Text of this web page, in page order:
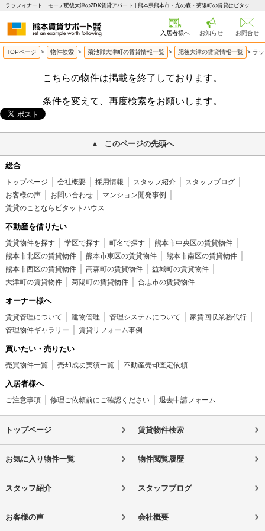
ラッフィナート モーデ肥後大津の2DK賃貸アパート | 熊本県熊本市・光の森・菊陽町の賃貸はピタットハウス 熊本賃貸サポート
入居者様へ お知らせ お問合せ
TOPページ > 物件検索 > 菊池郡大津町の賃貸情報一覧 > 肥後大津の賃貸情報一覧 > ラ
こちらの物件は掲載を終了しております。
条件を変えて、再度検索をお願いします。
このページの先頭へ
総合
トップページ 会社概要 採用情報 スタッフ紹介
スタッフブログ
お客様の声
お問い合わせ
マンション開発事例
賃貸のことならピタットハウス
不動産を借りたい
賃貸物件を探す 学区で探す 町名で探す
熊本市中央区の賃貸物件
熊本市北区の賃貸物件
熊本市東区の賃貸物件
熊本市南区の賃貸物件
熊本市西区の賃貸物件
高森町の賃貸物件
益城町の賃貸物件
大津町の賃貸物件
菊陽町の賃貸物件 合志市の賃貸物件
オーナー様へ
賃貸管理について 建物管理 管理システムについて
家賃回収業務代行
管理物件ギャラリー
賃貸リフォーム事例
買いたい・売りたい
売買物件一覧 売却成功実績一覧 不動産売却査定依頼
入居者様へ
ご注意事項 修理ご依頼前にご確認ください 退去申請フォーム
トップページ 賃貸物件検索
お気に入り物件一覧 物件閲覧履歴
スタッフ紹介 スタッフブログ
お客様の声 会社概要